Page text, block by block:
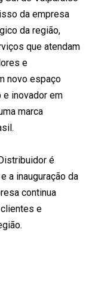
da empresa
da região,
que atendam
e
novo espaço
e inovador em
marca
é
a inauguração da
continua
e